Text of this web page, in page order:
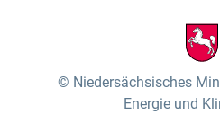
Niedersächsisches
Energie und